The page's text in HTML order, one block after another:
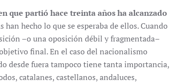
que partió hace treinta años ha alcanzado
hecho lo que se esperaba de ellos. Cuando
–o una oposición débil y fragmentada–
final. En el caso del nacionalismo
desde fuera tampoco tiene tanta importancia,
catalanes, castellanos, andaluces,